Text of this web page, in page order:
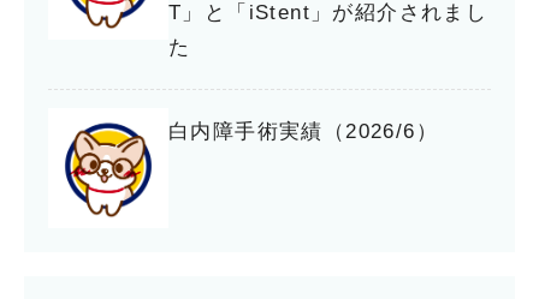
T」と「iStent」が紹介されまし
た
白内障手術実績（2026/6）